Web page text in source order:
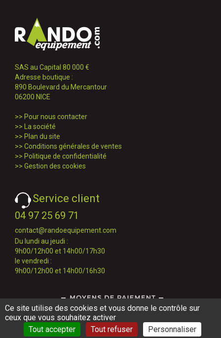
SAS au Capital 80 000 €
Adresse boutique :
890 Boulevard du Mercantour
06200 NICE
>> Pour nous contacter
>> La société
>> Plan du site
>> Conditions générales de ventes
>> Politique de confidentialité
>> Gestion des cookies
Service client
04 97 25 69 71
contact@randoequipement.com
Du lundi au jeudi :
9h00/12h00 et 14h00/17h30
le vendredi :
9h00/12h00 et 14h00/16h30
Ce site utilise des cookies et vous donne le contrôle sur
ceux que vous souhaitez activer
Tout accepter
Tout refuser Personnaliser